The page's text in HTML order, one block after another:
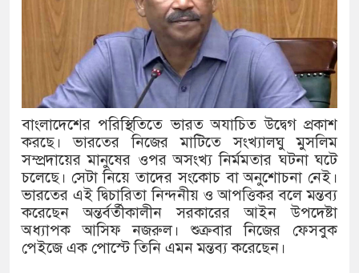
‘গুলশানের চামেলি’তে ভিন্ন
যৌনকর্মীর দালাল চরিত্রে
সারজিস-পাটোয়ারীসহ ১০ জনের
গুলশান থেকে সাবেক মন্ত্রী লতিফ
‘স্কুটি নাকি গোল্ড?’
এর ফ্রিডম ব্র্যান্ড, বাড়ল ক্যাম্পেইনের
সংবিধান অনুযায়ী যথাসময়ে
বাংলাদেশের পরিস্থিতিতে ভারত অযাচিত উদ্বেগ প্রকাশ
করছে। ভারতের নিজের মাটিতে সংখ্যালঘু মুসলিম
সম্প্রদায়ের মানুষের ওপর অসংখ্য নির্মমতার ঘটনা ঘটে
চলেছে। সেটা নিয়ে তাদের সংকোচ বা অনুশোচনা নেই।
ভারতের এই দ্বিচারিতা নিন্দনীয় ও আপত্তিকর বলে মন্তব্য
করেছেন অন্তর্বর্তীকালীন সরকারের আইন উপদেষ্টা
অধ্যাপক আসিফ নজরুল। শুক্রবার নিজের ফেসবুক
পেইজে এক পোস্টে তিনি এমন মন্তব্য করেছেন।